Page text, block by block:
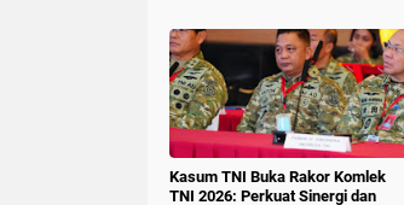
Kasum TNI Buka Rakor Komlek
TNI 2026: Perkuat Sinergi dan